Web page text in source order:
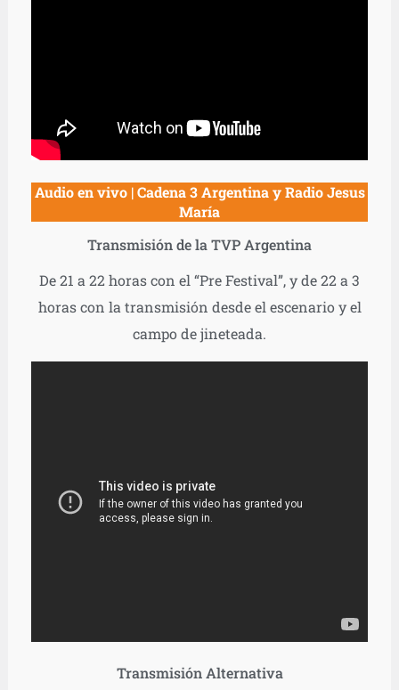
Audio en vivo | Cadena 3 Argentina y Radio Jesus
María
Transmisión de la TVP Argentina
De 21 a 22 horas con el “Pre Festival”, y de 22 a 3
horas con la transmisión desde el escenario y el
campo de jineteada.
Transmisión Alternativa